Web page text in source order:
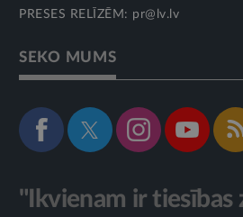
PRESES RELĪZĒM: pr@lv.lv
SEKO MUMS
"Ikvienam ir tiesības